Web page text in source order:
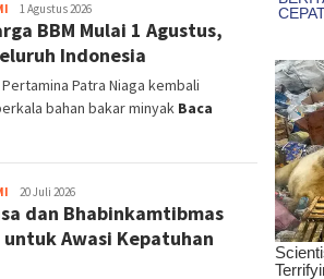
Redaktur
Pelaksana
1 Agustus 2026
BBM Mulai 1 Agustus,
Indonesia
Patra Niaga kembali
bahan bakar minyak Baca
Redaktur
Pelaksana
20 Juli 2026
dan Bhabinkamtibmas
Awasi Kepatuhan